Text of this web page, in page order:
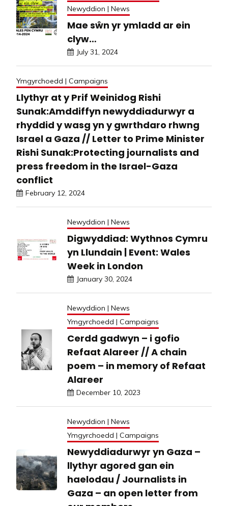
Newyddion | News
Mae sŵn yr ymladd ar ein
clyw…
July 31, 2024
Ymgyrchoedd | Campaigns
Llythyr at y Prif Weinidog Rishi
Sunak:Amddiffyn newyddiadurwyr a
rhyddid y wasg yn y gwrthdaro rhwng
Israel a Gaza // Letter to Prime Minister
Rishi Sunak:Protecting journalists and
press freedom in the Israel-Gaza
conflict
February 12, 2024
Newyddion | News
Digwyddiad: Wythnos Cymru
yn Llundain | Event: Wales
Week in London
January 30, 2024
Newyddion | News
Ymgyrchoedd | Campaigns
Cerdd gadwyn – i gofio
Refaat Alareer // A chain
poem – in memory of Refaat
Alareer
December 10, 2023
Newyddion | News
Ymgyrchoedd | Campaigns
Newyddiadurwyr yn Gaza –
llythyr agored gan ein
haelodau / Journalists in
Gaza – an open letter from